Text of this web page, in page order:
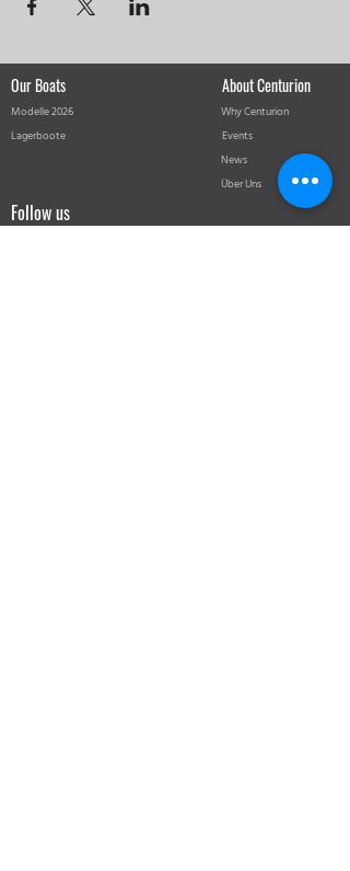
Our Boats
Modelle 2026
Lagerboote
About Centurion
Why Centurion
Events
News
Über Uns
Follow us